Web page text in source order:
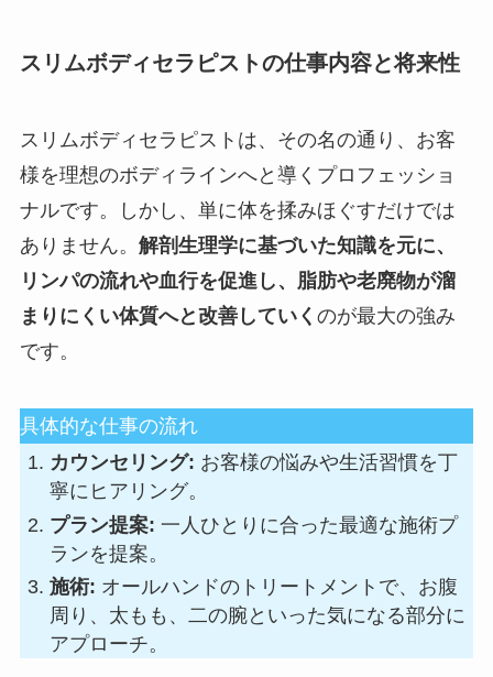
スリムボディセラピストの仕事内容と将来性
スリムボディセラピストは、その名の通り、お客
様を理想のボディラインへと導くプロフェッショ
ナルです。しかし、単に体を揉みほぐすだけでは
ありません。 解剖生理学に基づいた知識を元に、
リンパの流れや血行を促進し、脂肪や老廃物が溜
まりにくい体質へと改善していく のが最大の強み
です。
具体的な仕事の流れ
カウンセリング: お客様の悩みや生活習慣を丁
寧にヒアリング。
プラン提案: 一人ひとりに合った最適な施術プ
ランを提案。
施術: オールハンドのトリートメントで、お腹
周り、太もも、二の腕といった気になる部分に
アプローチ。